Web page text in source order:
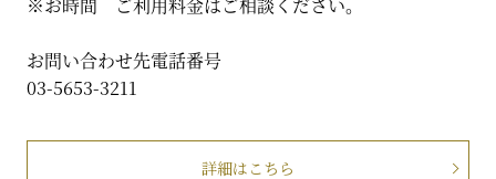
お問い合わせ先電話番号
03-5653-3211
詳細はこちら